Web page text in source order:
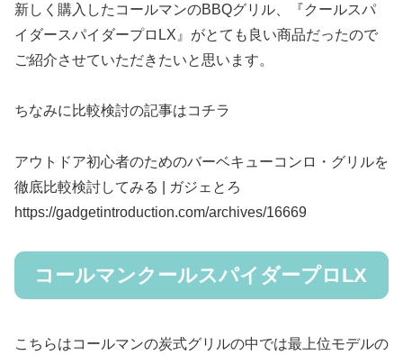
新しく購入したコールマンのBBQグリル、『クールスパ
イダースパイダープロLX』がとても良い商品だったので
ご紹介させていただきたいと思います。
ちなみに比較検討の記事はコチラ
アウトドア初心者のためのバーベキューコンロ・グリルを
徹底比較検討してみる | ガジェとろ
https://gadgetintroduction.com/archives/16669
コールマンクールスパイダープロLX
こちらはコールマンの炭式グリルの中では最上位モデルの